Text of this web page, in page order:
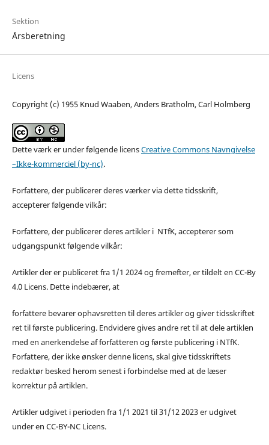
Sektion
Årsberetning
Licens
Copyright (c) 1955 Knud Waaben, Anders Bratholm, Carl Holmberg
Dette værk er under følgende licensCreative Commons Navngivelse
–Ikke-kommerciel (by-nc).
Forfattere, der publicerer deres værker via dette tidsskrift,
accepterer følgende vilkår:
Forfattere, der publicerer deres artikler i NTfK, accepterer som
udgangspunkt følgende vilkår:
Artikler der er publiceret fra 1/1 2024 og fremefter, er tildelt en CC-By
4.0 Licens. Dette indebærer, at
forfattere bevarer ophavsretten til deres artikler og giver tidsskriftet
ret til første publicering. Endvidere gives andre ret til at dele artiklen
med en anerkendelse af forfatteren og første publicering i NTfK.
Forfattere, der ikke ønsker denne licens, skal give tidsskriftets
redaktør besked herom senest i forbindelse med at de læser
korrektur på artiklen.
Artikler udgivet i perioden fra 1/1 2021 til 31/12 2023 er udgivet
under en CC-BY-NC Licens.